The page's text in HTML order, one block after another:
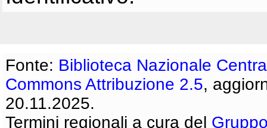
Fonte: Biblioteca Nazionale
Commons Attribuzione 2.5,
20.11.2025.
Termini regionali a cura del